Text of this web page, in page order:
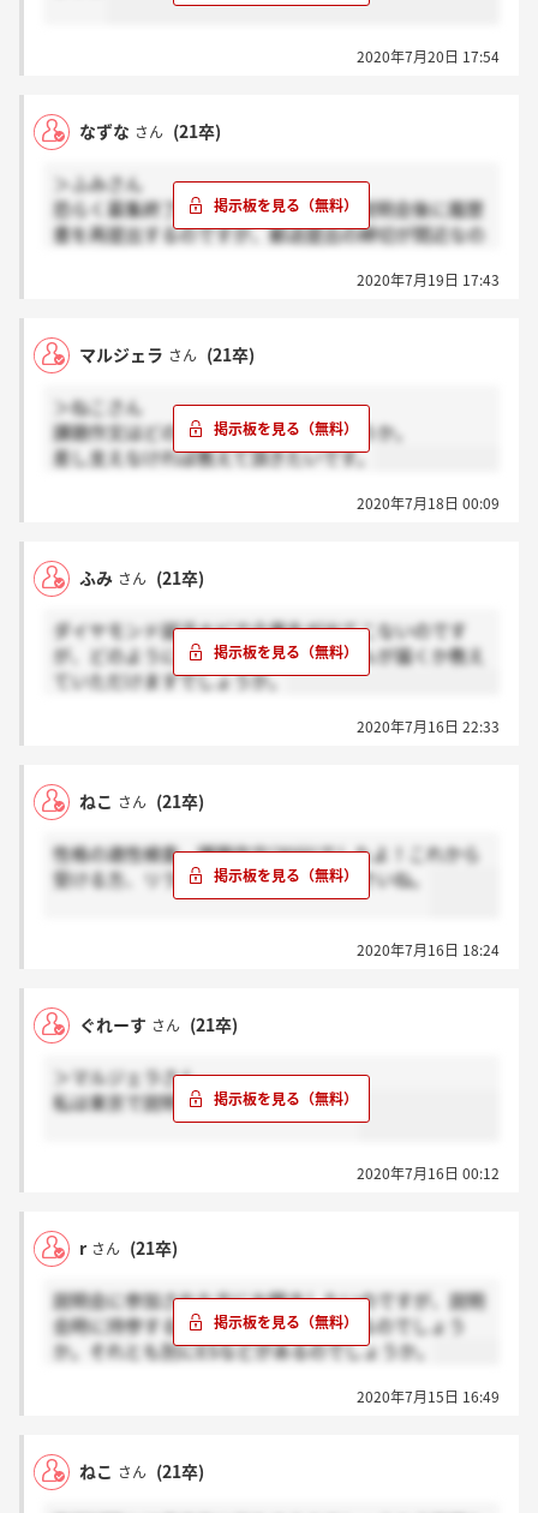
2020年7月20日 17:54
なずな さん (21卒)
＞ふみさん
恐らく募集終了していると思います。説明会後に履歴
書を再提出するのですが、郵送提出の締切が間近なの
2020年7月19日 17:43
マルジェラ さん (21卒)
＞ねこさん
課題作文はどのような設問なのでしょうか。
差し支えなければ教えて頂きたいです。
2020年7月18日 00:09
ふみ さん (21卒)
ダイヤモンド就活ナビで企業名が出てこないのです
が、どのようにしたら企業情報やメールが届くか教え
ていただけますでしょうか。
2020年7月16日 22:33
ねこ さん (21卒)
性格の適性検査、課題作文(30分)でしたよ！これから
受ける方、リラックスして頑張って下さいね。
2020年7月16日 18:24
ぐれーす さん (21卒)
＞マルジェラさん
私は東京で説明会を受ける予定です！
2020年7月16日 00:12
r さん (21卒)
説明会に参加された方にお聞きしたいのですが、説明
会時に持参する履歴書で選考が行われるのでしょう
か。それとも別にESなどがあるのでしょうか。
2020年7月15日 16:49
ねこ さん (21卒)